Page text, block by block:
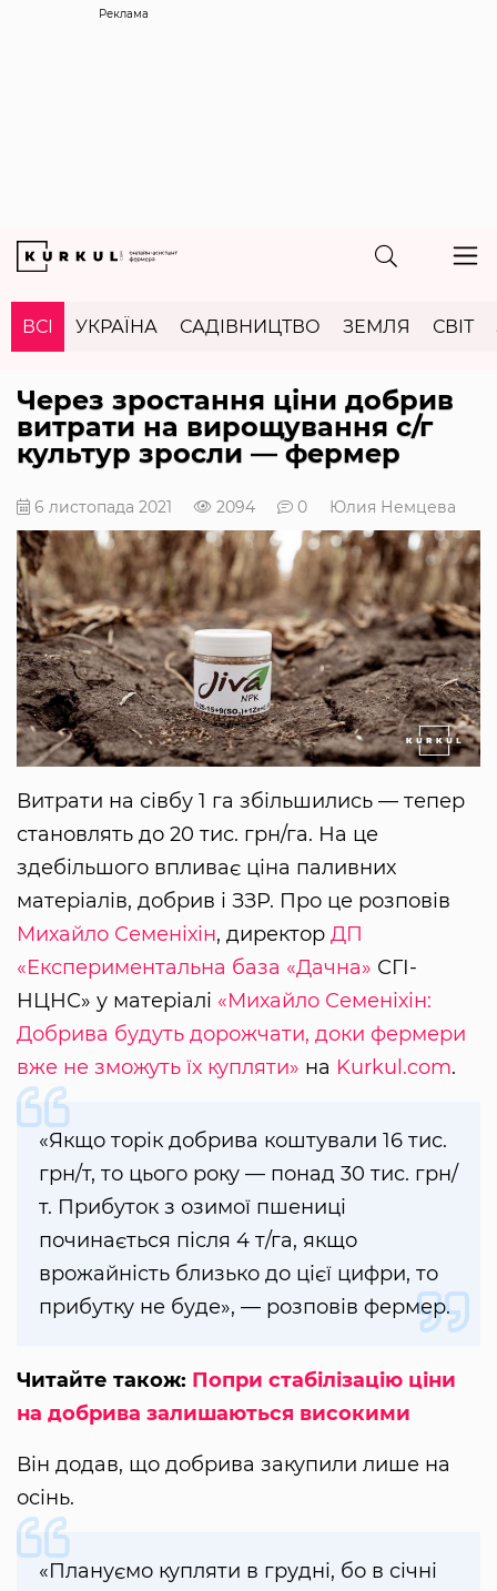
Реклама
ВСІ УКРАЇНА САДІВНИЦТВО ЗЕМЛЯ СВІТ
Через зростання ціни добрив
витрати на вирощування с/г
культур зросли — фермер
6 листопада 2021 2094 0 Юлия Немцева
Витрати на сівбу 1 га збільшились — тепер
становлять до 20 тис. грн/га. На це
здебільшого впливає ціна паливних
матеріалів, добрив і ЗЗР. Про це розповів
Михайло Семеніхін, директор ДП
«Експериментальна база «Дачна» СГІ-
НЦНС» у матеріалі «Михайло Семеніхін:
Добрива будуть дорожчати, доки фермери
вже не зможуть їх купляти» на Kurkul.com.
«Якщо торік добрива коштували 16 тис.
грн/т, то цього року — понад 30 тис. грн/
т. Прибуток з озимої пшениці
починається після 4 т/га, якщо
врожайність близько до цієї цифри, то
прибутку не буде», — розповів фермер.
Читайте також: Попри стабілізацію ціни
на добрива залишаються високими
Він додав, що добрива закупили лише на
осінь.
«Плануємо купляти в грудні, бо в січні